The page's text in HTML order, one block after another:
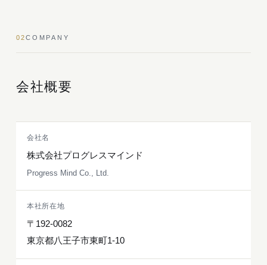
02COMPANY
会社概要
会社名
株式会社プログレスマインド
Progress Mind Co., Ltd.
本社所在地
〒192-0082
東京都八王子市東町1-10